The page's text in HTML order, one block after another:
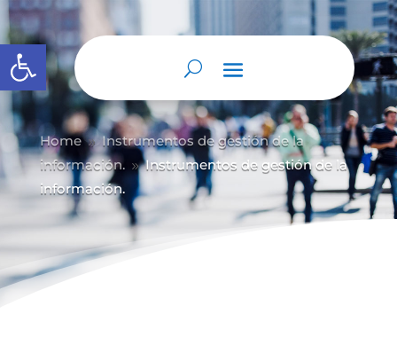
Abrir barra de herramientas
Home 9 Instrumentos de gestión de la
información. 9 Instrumentos de gestión de la
información.